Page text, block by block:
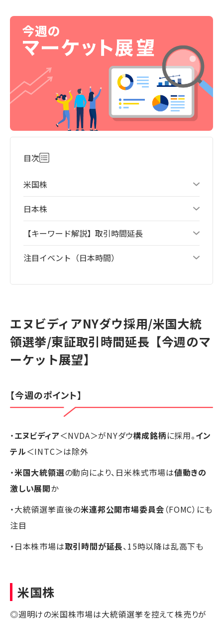
目次
米国株
日本株
【キーワード解説】取引時間延長
注目イベント（日本時間）
エヌビディアNYダウ採用/米国大統
領選挙/東証取引時間延長【今週のマ
ーケット展望】
【今週のポイント】
・エヌビディア＜NVDA＞がNYダウ構成銘柄に採用。イン
テル＜INTC＞は除外
・米国大統領選の動向により、日米株式市場は値動きの
激しい展開か
・大統領選挙直後の米連邦公開市場委員会 （FOMC）にも
注目
・日本株市場は取引時間が延長、15時以降は乱高下も
米国株
◎週明けの米国株市場は大統領選挙を控えて株売りが